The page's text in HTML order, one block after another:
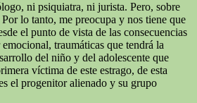
ni psiquiatra, ni jurista. Pero, sobre
lo tanto, me preocupa y nos tiene que
el punto de vista de las consecuencias
traumáticas que tendrá la
del niño y del adolescente que
víctima de este estrago, de esta
el progenitor alienado y su grupo